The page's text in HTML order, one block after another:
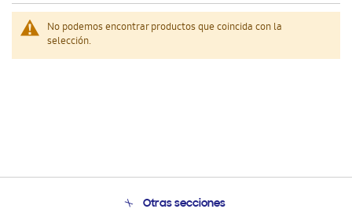
No podemos encontrar productos que coincida con la
selección.
Otras secciones